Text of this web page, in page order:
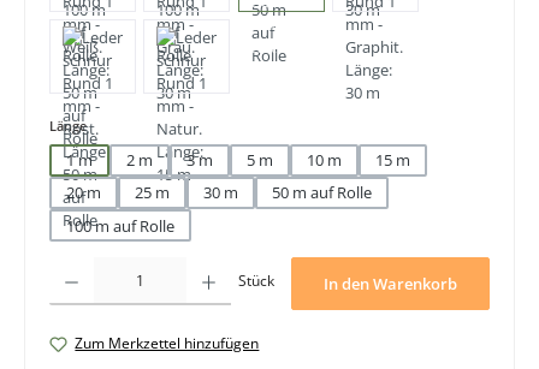
Längeauswählen
1 m 2 m 3 m 5 m 10 m
15 m
20 m
25 m 30 m
50 m auf Rolle
100 m auf Rolle
Stück In den Warenkorb
Zum Merkzettel hinzufügen